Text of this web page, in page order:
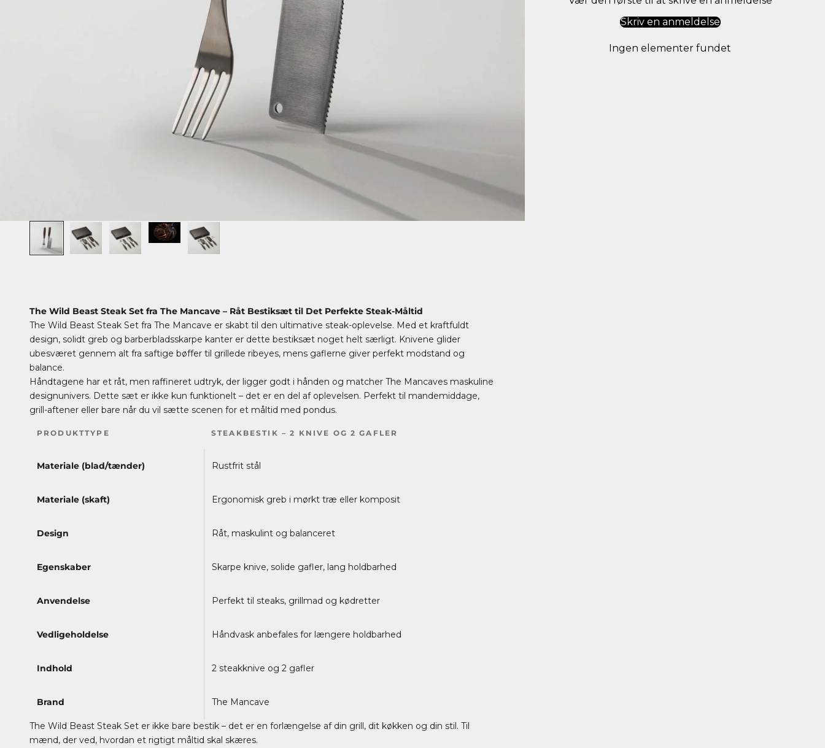
Skriv en anmeldelse
Ingen elementer fundet
The Wild Beast Steak Set fra The Mancave – Råt Bestiksæt til Det Perfekte Steak-Måltid
The Wild Beast Steak Set fra The Mancave er skabt til den ultimative steak-oplevelse. Med et kraftfuldt
design, solidt greb og barberbladsskarpe kanter er dette bestiksæt noget helt særligt. Knivene glider
ubesværet gennem alt fra saftige bøffer til grillede ribeyes, mens gaflerne giver perfekt modstand og
balance.
Håndtagene har et råt, men raffineret udtryk, der ligger godt i hånden og matcher The Mancaves maskuline
designunivers. Dette sæt er ikke kun funktionelt – det er en del af oplevelsen. Perfekt til mandemiddage,
grill-aftener eller bare når du vil sætte scenen for et måltid med pondus.
PRODUKTTYPE STEAKBESTIK – 2 KNIVE OG 2 GAFLER
Materiale (blad/tænder) Rustfrit stål
Materiale (skaft) Ergonomisk greb i mørkt træ eller komposit
Design Råt, maskulint og balanceret
Egenskaber Skarpe knive, solide gafler, lang holdbarhed
Anvendelse Perfekt til steaks, grillmad og kødretter
Vedligeholdelse Håndvask anbefales for længere holdbarhed
Indhold 2 steakknive og 2 gafler
Brand The Mancave
The Wild Beast Steak Set er ikke bare bestik – det er en forlængelse af din grill, dit køkken og din stil. Til
mænd, der ved, hvordan et rigtigt måltid skal skæres.